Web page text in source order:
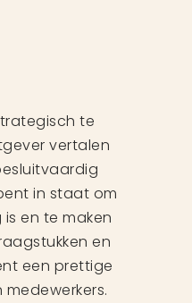
te
vertalen
in staat om
en te maken
en
een prettige